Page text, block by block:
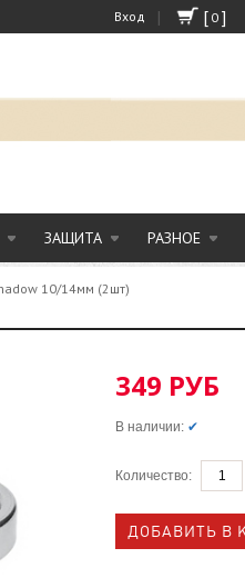
]
0
[
|
Вход
ЗАЩИТА РАЗНОЕ
10/14мм (2шт)
349 РУБ
В наличии: ✔
Количество: